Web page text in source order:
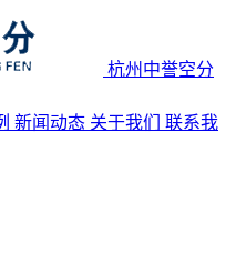
杭州中誉空分
新闻动态 关于我们 联系我